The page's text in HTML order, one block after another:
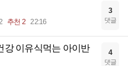
추천 2 22:16
3
댓글
강 이유식먹는 아이반
4
댓글